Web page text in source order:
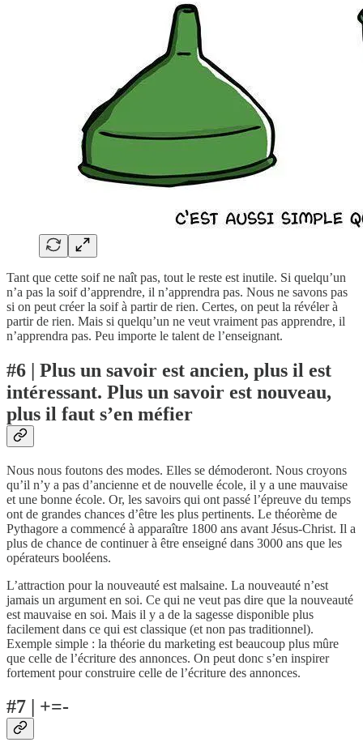
Tant que cette soif ne naît pas, tout le reste est inutile. Si quelqu’un
n’a pas la soif d’apprendre, il n’apprendra pas. Nous ne savons pas
si on peut créer la soif à partir de rien. Certes, on peut la révéler à
partir de rien. Mais si quelqu’un ne veut vraiment pas apprendre, il
n’apprendra pas. Peu importe le talent de l’enseignant.
#6 | Plus un savoir est ancien, plus il est
intéressant. Plus un savoir est nouveau,
plus il faut s’en méfier
Nous nous foutons des modes. Elles se démoderont. Nous croyons
qu’il n’y a pas d’ancienne et de nouvelle école, il y a une mauvaise
et une bonne école. Or, les savoirs qui ont passé l’épreuve du temps
ont de grandes chances d’être les plus pertinents. Le théorème de
Pythagore a commencé à apparaître 1800 ans avant Jésus-Christ. Il a
plus de chance de continuer à être enseigné dans 3000 ans que les
opérateurs booléens.
L’attraction pour la nouveauté est malsaine. La nouveauté n’est
jamais un argument en soi. Ce qui ne veut pas dire que la nouveauté
est mauvaise en soi. Mais il y a de la sagesse disponible plus
facilement dans ce qui est classique (et non pas traditionnel).
Exemple simple : la théorie du marketing est beaucoup plus mûre
que celle de l’écriture des annonces. On peut donc s’en inspirer
fortement pour construire celle de l’écriture des annonces.
#7 | +=-